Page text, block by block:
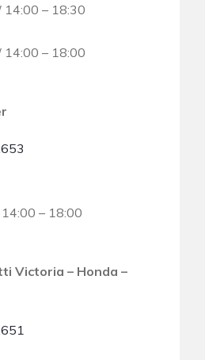
– 18:30
– 18:00
– 18:00
Victoria – Honda –